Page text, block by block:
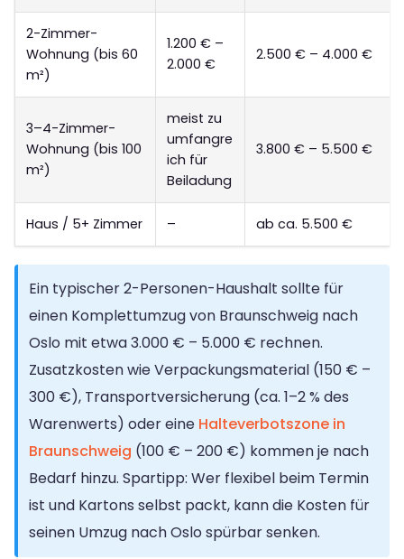
2-Zimmer-
Wohnung (bis 60
m²)
1.200 € –
2.000 €
2.500 € – 4.000 €
3–4-Zimmer-
Wohnung (bis 100
m²)
meist zu
umfangre
ich für
Beiladung
3.800 € – 5.500 €
Haus / 5+ Zimmer – ab ca. 5.500 €
Ein typischer 2-Personen-Haushalt sollte für
einen Komplettumzug von Braunschweig nach
Oslo mit etwa 3.000 € – 5.000 € rechnen.
Zusatzkosten wie Verpackungsmaterial (150 € –
300 €), Transportversicherung (ca. 1–2 % des
Warenwerts) oder eine Halteverbotszone in
Braunschweig (100 € – 200 €) kommen je nach
Bedarf hinzu. Spartipp: Wer flexibel beim Termin
ist und Kartons selbst packt, kann die Kosten für
seinen Umzug nach Oslo spürbar senken.